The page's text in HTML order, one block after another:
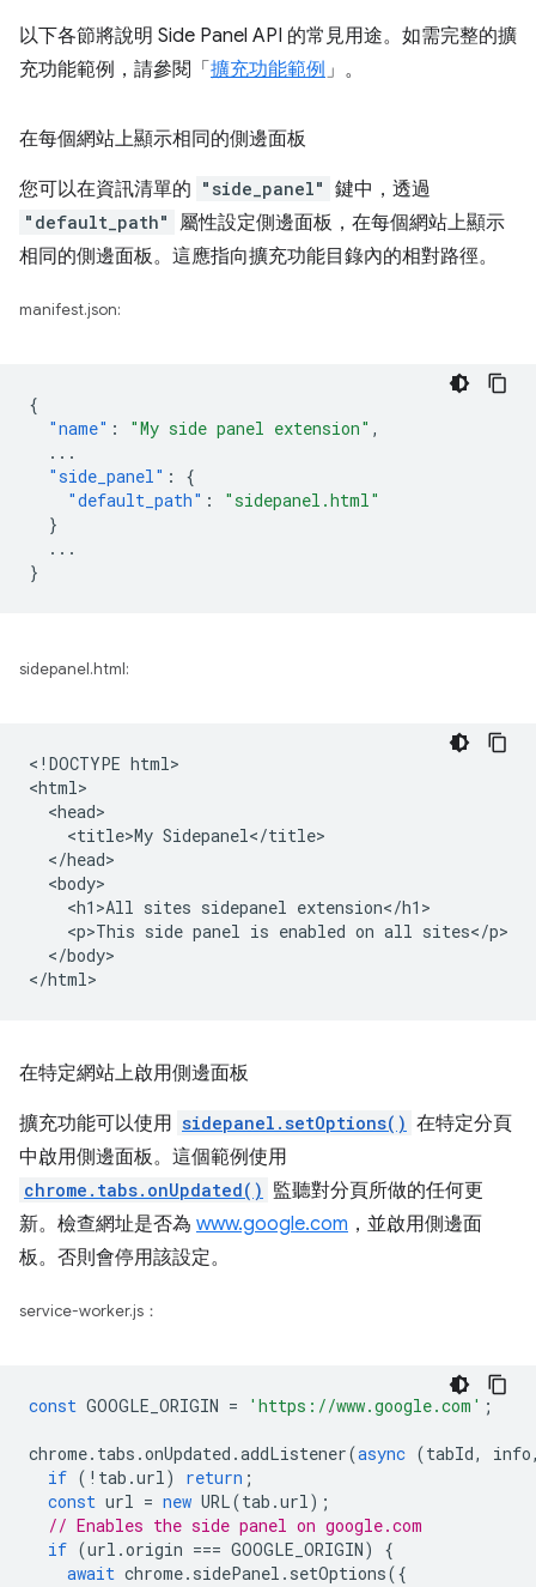
以下各節將說明 Side Panel API 的常見用途。如需完整的擴
充功能範例，請參閱「 擴充功能範例 」。
在每個網站上顯示相同的側邊面板
您可以在資訊清單的 "side_panel" 鍵中，透過
"default_path" 屬性設定側邊面板，在每個網站上顯示
相同的側邊面板。這應指向擴充功能目錄內的相對路徑。
manifest.json:
{
"name" : "My side panel extension" ,
...
"side_panel" :
{
"default_path" :
"sidepanel.html"
}
...
}
sidepanel.html:
<!DOCTYPE html>
<html>
  <head>
    <title>My Sidepanel</title>
  </head>
  <body>
    <h1>All sites sidepanel extension</h1>
    <p>This side panel is enabled on all sites</p>
  </body>
在特定網站上啟用側邊面板
擴充功能可以使用 sidepanel.setOptions() 在特定分頁
中啟用側邊面板。這個範例使用
chrome.tabs.onUpdated() 監聽對分頁所做的任何更
新。檢查網址是否為 www.google.com ，並啟用側邊面
板。否則會停用該設定。
service-worker.js：
const GOOGLE_ORIGIN = 'https://www.google.com' ;
chrome. tabs .onUpdated .addListener(async (tabId, info
if ( ! tab .url) return ;
const url = new URL(tab .url);
// Enables the side panel on google.com
if (url .origin === GOOGLE_ORIGIN)
{
await chrome. sidePanel . setOptions({